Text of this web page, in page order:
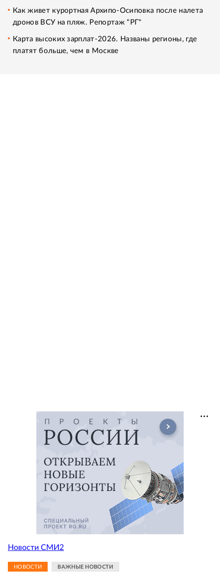
Как живет курортная Архипо-Осиповка после налета
дронов ВСУ на пляж. Репортаж "РГ"
Карта высоких зарплат-2026. Названы регионы, где
платят больше, чем в Москве
Новости СМИ2
НОВОСТИ ВАЖНЫЕ НОВОСТИ